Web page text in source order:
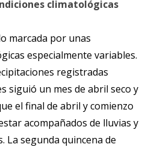
climatológicas
marcada por unas
especialmente variables.
registradas
siguió un mes de abril seco y
el final de abril y comienzo
acompañados de lluvias y
La segunda quincena de